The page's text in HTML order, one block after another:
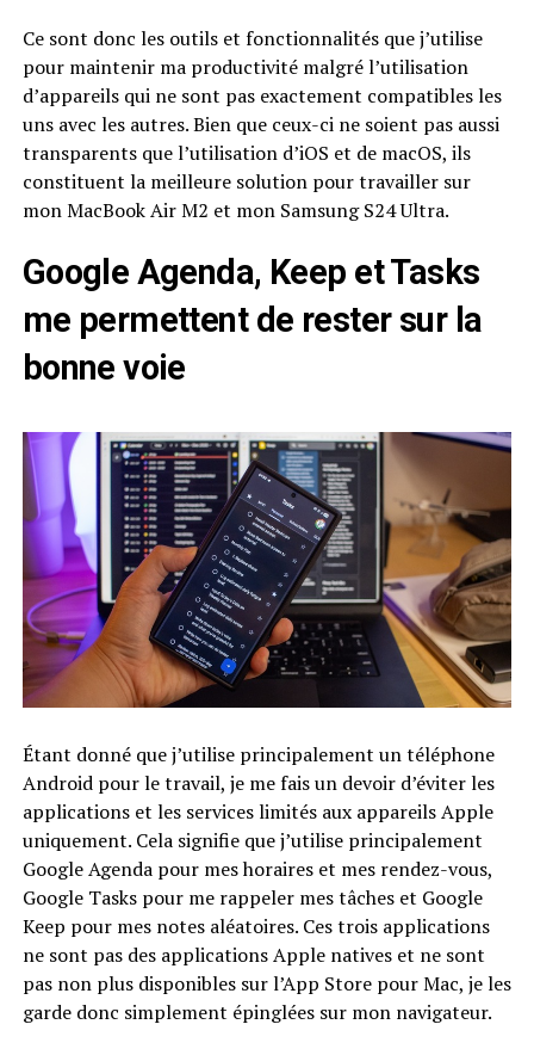
Ce sont donc les outils et fonctionnalités que j’utilise
pour maintenir ma productivité malgré l’utilisation
d’appareils qui ne sont pas exactement compatibles les
uns avec les autres. Bien que ceux-ci ne soient pas aussi
transparents que l’utilisation d’iOS et de macOS, ils
constituent la meilleure solution pour travailler sur
mon MacBook Air M2 et mon Samsung S24 Ultra.
Google Agenda, Keep et Tasks
me permettent de rester sur la
bonne voie
Étant donné que j’utilise principalement un téléphone
Android pour le travail, je me fais un devoir d’éviter les
applications et les services limités aux appareils Apple
uniquement. Cela signifie que j’utilise principalement
Google Agenda pour mes horaires et mes rendez-vous,
Google Tasks pour me rappeler mes tâches et Google
Keep pour mes notes aléatoires. Ces trois applications
ne sont pas des applications Apple natives et ne sont
pas non plus disponibles sur l’App Store pour Mac, je les
garde donc simplement épinglées sur mon navigateur.